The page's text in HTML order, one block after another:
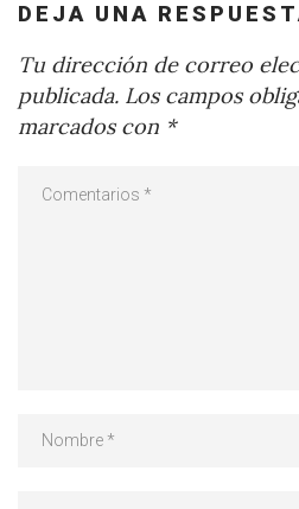
DEJA UNA
Tu dirección de correo
publicada. Los campos
marcados con *